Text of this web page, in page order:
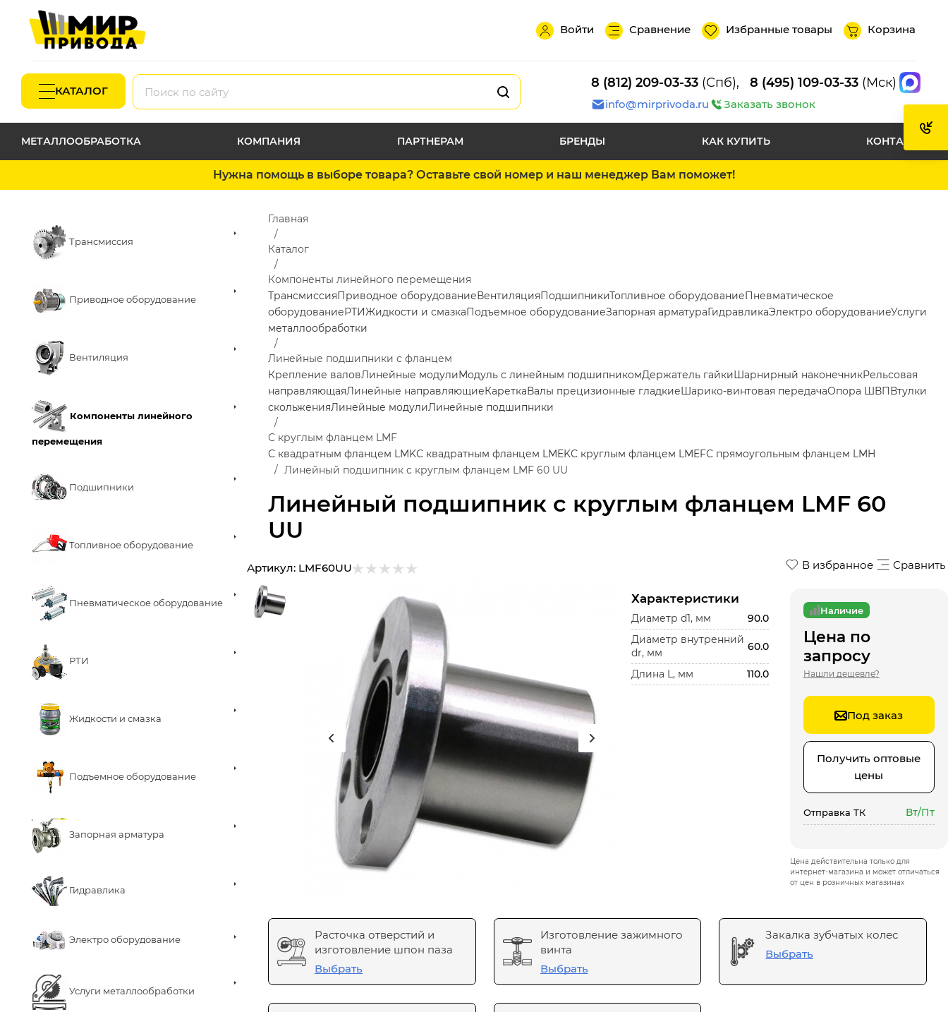
Войти Сравнение Избранные товары Корзина
КАТАЛОГ
8 (812) 209-03-33 (Спб), 8 (495) 109-03-33 (Мск)
info@mirprivoda.ru Заказать звонок
МЕТАЛЛООБРАБОТКА КОМПАНИЯ ПАРТНЕРАМ БРЕНДЫ КАК КУПИТЬ КОНТАКТЫ
Нужна помощь в выборе товара? Оставьте свой номер и наш менеджер Вам поможет!
Трансмиссия
Приводное оборудование
Вентиляция
Компоненты линейного
перемещения
Подшипники
Топливное оборудование
Пневматическое оборудование
РТИ
Жидкости и смазка
Подъемное оборудование
Запорная арматура
Гидравлика
Электро оборудование
Услуги металлообработки
Линейный подшипник с круглым фланцем LMF 60
UU
Главная
Каталог
Компоненты линейного перемещения
ТрансмиссияПриводное оборудованиеВентиляцияПодшипникиТопливное оборудованиеПневматическое
оборудованиеРТИЖидкости и смазкаПодъемное оборудованиеЗапорная арматураГидравликаЭлектро оборудованиеУслуги
металлообработки
Линейные подшипники с фланцем
Крепление валовЛинейные модулиМодуль с линейным подшипникомДержатель гайкиШарнирный наконечникРельсовая
направляющаяЛинейные направляющиеКареткаВалы прецизионные гладкиеШарико-винтовая передачаОпора ШВПВтулки
скольженияЛинейные модулиЛинейные подшипники
С круглым фланцем LMF
С квадратным фланцем LMKС квадратным фланцем LMEKС круглым фланцем LMEFС прямоугольным фланцем LMH
Линейный подшипник с круглым фланцем LMF 60 UU
В избранное Сравнить
Артикул: LMF60UU
Характеристики
Диаметр d1, мм
90.0
Диаметр внутренний
dr, мм
60.0
Длина L, мм 110.0
Наличие
Цена по
запросу
Нашли дешевле?
Под заказ
Получить оптовые
цены
Отправка ТК Вт/Пт
Цена действительна только для
интернет-магазина и может отличаться
от цен в розничных магазинах
Расточка отверстий и
изготовление шпон паза
Выбрать
Изготовление зажимного
винта
Выбрать
Закалка зубчатых колес
Выбрать